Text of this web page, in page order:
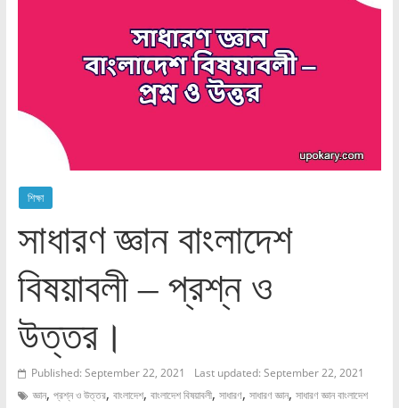
শিক্ষা
সাধারণ জ্ঞান বাংলাদেশ
বিষয়াবলী – প্রশ্ন ও
উত্তর।
Published: September 22, 2021
Last updated: September 22, 2021
জ্ঞান, প্রশ্ন ও উত্তর, বাংলাদেশ, বাংলাদেশ বিষয়াবলী, সাধারণ, সাধারণ জ্ঞান, সাধারণ জ্ঞান বাংলাদেশ